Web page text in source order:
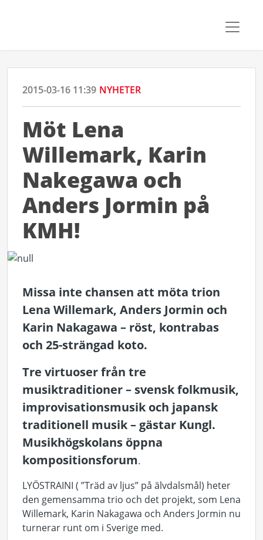
2015-03-16 11:39 NYHETER
Möt Lena
Willemark, Karin
Nakegawa och
Anders Jormin på
KMH!
Missa inte chansen att möta trion
Lena Willemark, Anders Jormin och
Karin Nakagawa – röst, kontrabas
och 25-strängad koto.
Tre virtuoser från tre
musiktraditioner – svensk folkmusik,
improvisationsmusik och japansk
traditionell musik – gästar Kungl.
Musikhögskolans öppna
kompositionsforum.
LYÖSTRAINI ( ”Träd av ljus” på älvdalsmål) heter
den gemensamma trio och det projekt, som Lena
Willemark, Karin Nakagawa och Anders Jormin nu
turnerar runt om i Sverige med.